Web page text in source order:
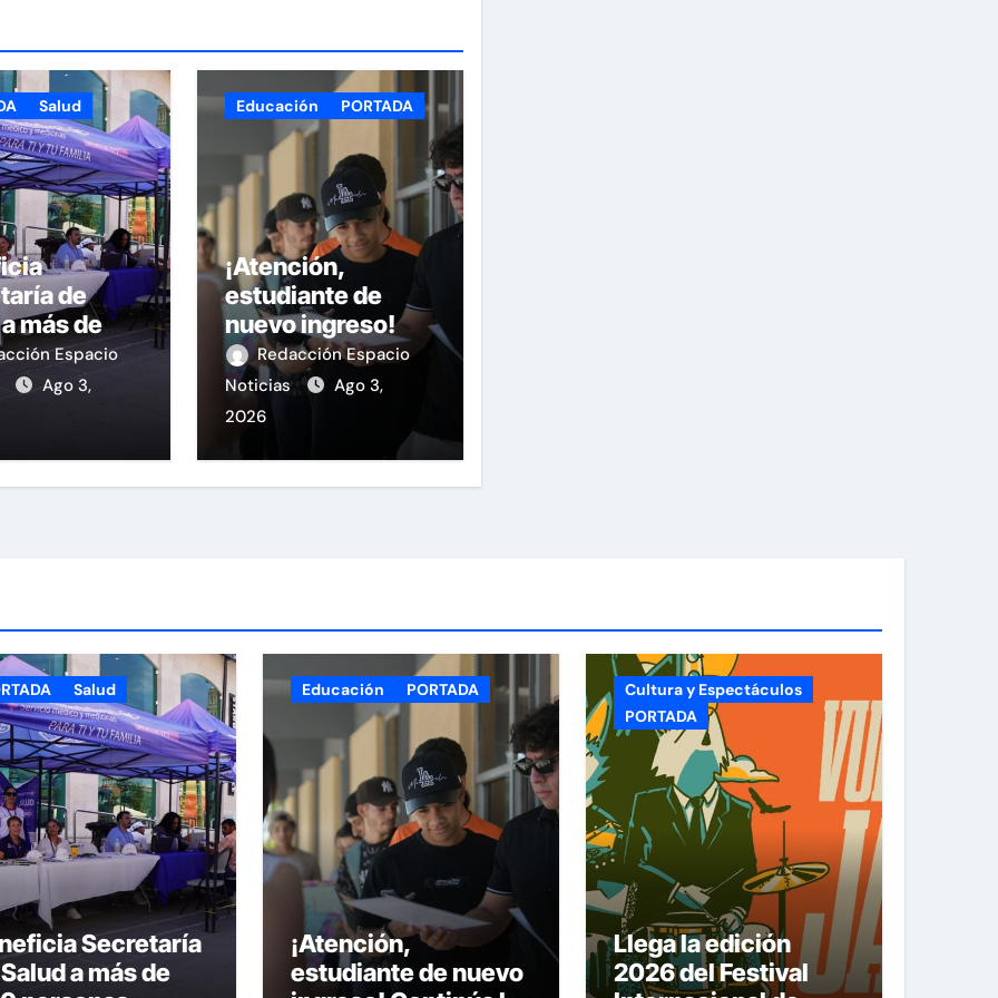
Salud
de
más de
la Feria de
en la
Espacio
Ago 3,
Educación PORTADA
¡Atención,
estudiante de
nuevo ingreso!
Continúa la
recepción de
documentos en la
Redacción Espacio
Noticias
Ago 3,
2026
Salud
Secretaría
a más de
Educación PORTADA
¡Atención,
estudiante de nuevo
Cultura y Espectáculos
PORTADA
Llega la edición
2026 del Festival